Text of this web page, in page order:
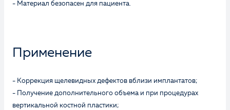
- Материал безопасен для пациента.
Применение
- Коррекция щелевидных дефектов вблизи имплантатов;
- Получение дополнительного объема и при процедурах
вертикальной костной пластики;